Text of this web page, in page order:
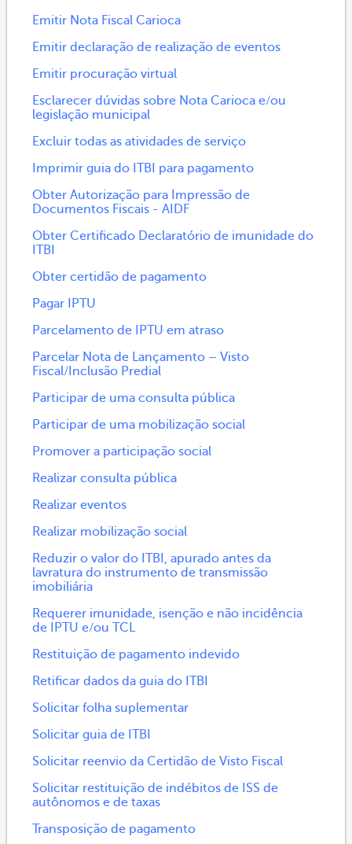
Emitir Nota Fiscal Carioca
Emitir declaração de realização de eventos
Emitir procuração virtual
Esclarecer dúvidas sobre Nota Carioca e/ou
legislação municipal
Excluir todas as atividades de serviço
Imprimir guia do ITBI para pagamento
Obter Autorização para Impressão de
Documentos Fiscais - AIDF
Obter Certificado Declaratório de imunidade do
ITBI
Obter certidão de pagamento
Pagar IPTU
Parcelamento de IPTU em atraso
Parcelar Nota de Lançamento – Visto
Fiscal/Inclusão Predial
Participar de uma consulta pública
Participar de uma mobilização social
Promover a participação social
Realizar consulta pública
Realizar eventos
Realizar mobilização social
Reduzir o valor do ITBI, apurado antes da
lavratura do instrumento de transmissão
imobiliária
Requerer imunidade, isenção e não incidência
de IPTU e/ou TCL
Restituição de pagamento indevido
Retificar dados da guia do ITBI
Solicitar folha suplementar
Solicitar guia de ITBI
Solicitar reenvio da Certidão de Visto Fiscal
Solicitar restituição de indébitos de ISS de
autônomos e de taxas
Transposição de pagamento